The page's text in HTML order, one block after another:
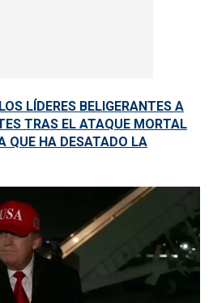
LÍDERES BELIGERANTES A
TRAS EL ATAQUE MORTAL
QUE HA DESATADO LA